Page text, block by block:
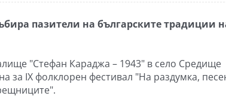
пазители на българските традиции
"Стефан Караджа – 1943" в село Средище
за IX фолклорен фестивал "На раздумка,